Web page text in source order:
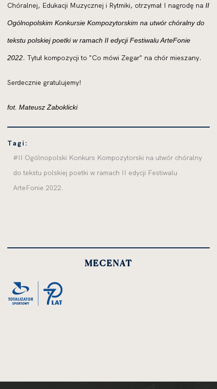
Chóralnej, Edukacji Muzycznej i Rytmiki, otrzymał I nagrodę na II
Ogólnopolskim Konkursie Kompozytorskim na utwór chóralny do
tekstu polskiej poetki w ramach II edycji Festiwalu ArteFonie
2022. Tytuł kompozycji to "Co mówi Zegar" na chór mieszany.
Serdecznie gratulujemy!
fot. Mateusz Żaboklicki
Tagi:
#II Ogólnopolski Konkurs Kompozytorski na utwór chóralny
do tekstu polskiej poetki w ramach II edycji Festiwalu
ArteFonie 2022.
MECENAT